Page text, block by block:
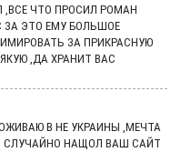
ЧТО ПРОСИЛ РОМАН
ЭТО ЕМУ БОЛЬШОЕ
ЗА ПРИКРАСНУЮ
,ДА ХРАНИТ ВАС
В НЕ УКРАИНЫ ,МЕЧТА
СЛУЧАЙНО НАЩОЛ ВАШ САЙТ